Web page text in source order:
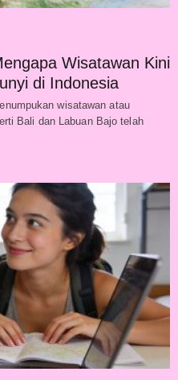
Wisatawan Kini
di Indonesia
wisatawan atau
Bali dan Labuan Bajo telah